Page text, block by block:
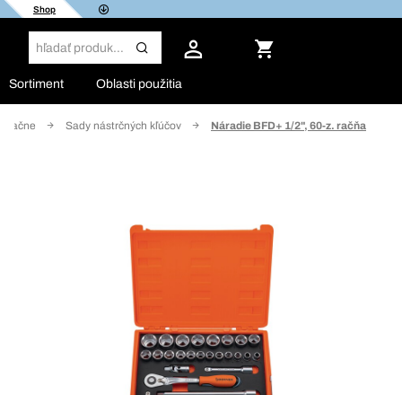
Shop
Sortiment Oblasti použitia
račne Sady nástrčných kľúčov Náradie BFD+ 1/2", 60-z. račňa